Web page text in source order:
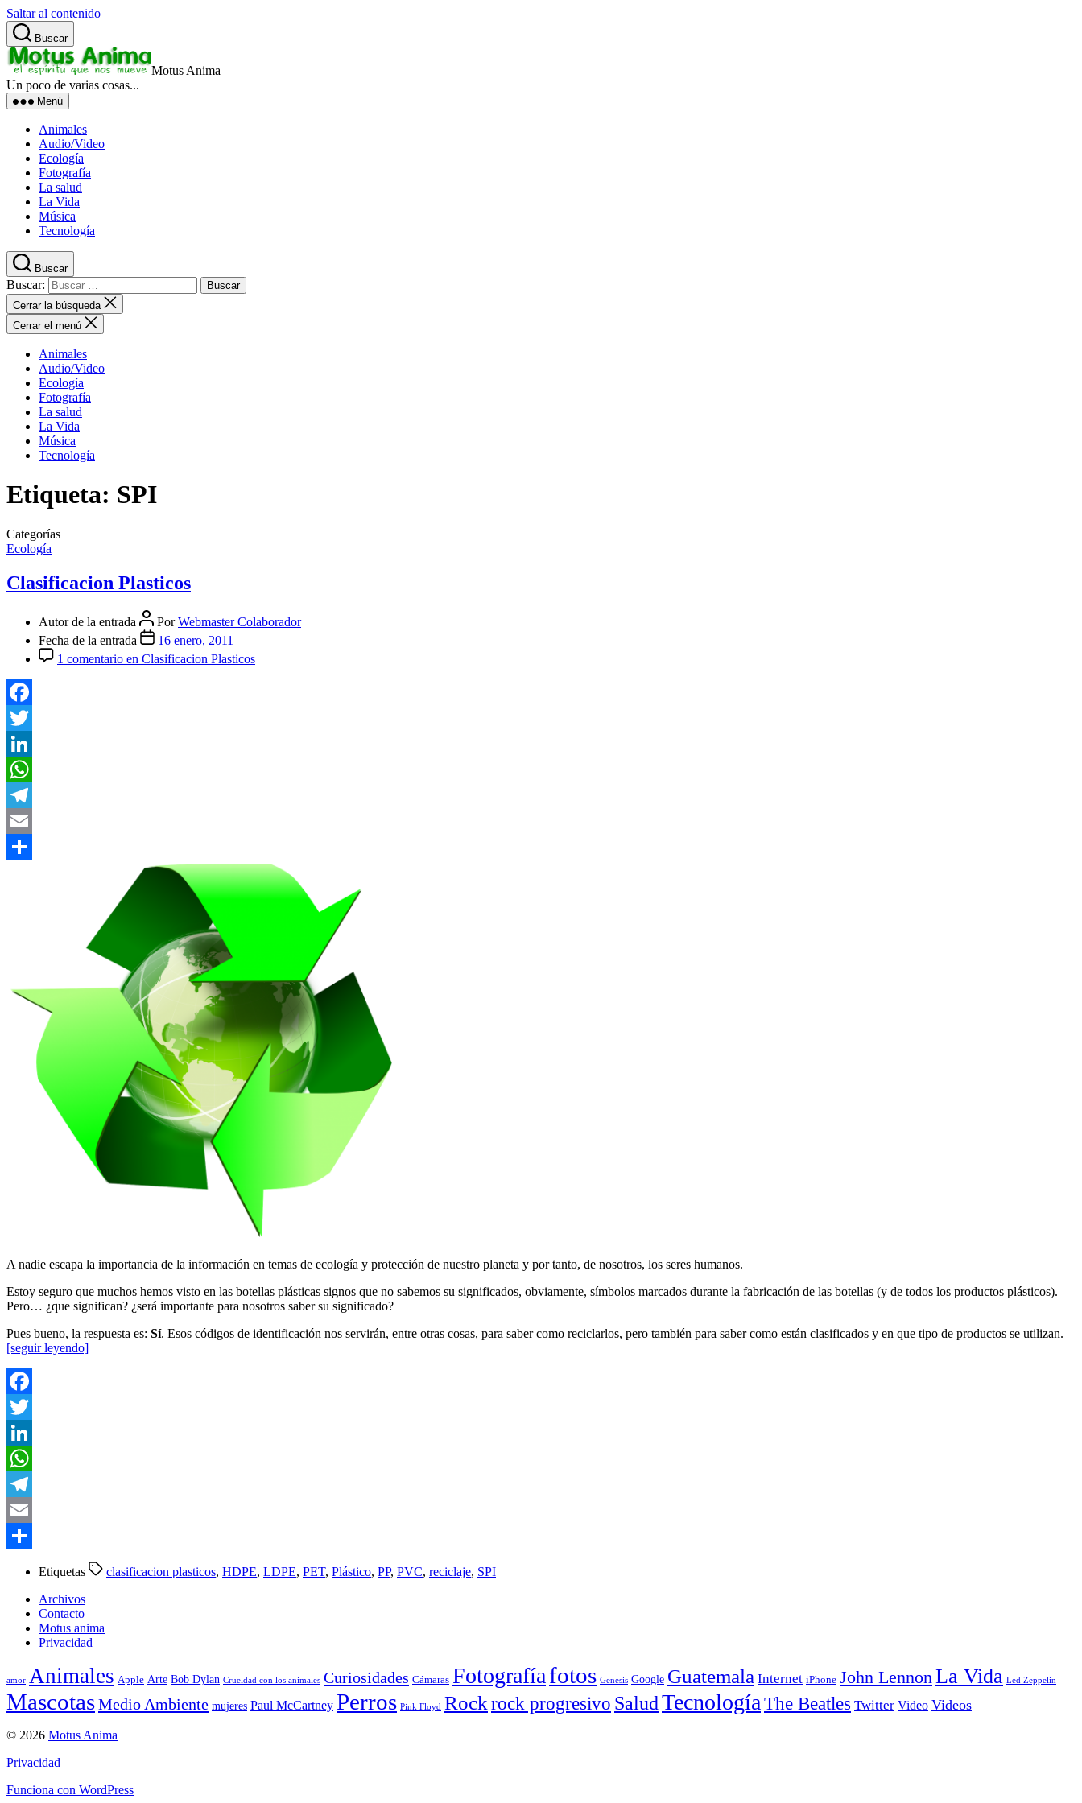
Saltar al contenido
Buscar
Motus Anima
Un poco de varias cosas...
Menú
Animales
Audio/Video
Ecología
Fotografía
La salud
La Vida
Música
Tecnología
Buscar
Buscar:
Cerrar la búsqueda
Cerrar el menú
Animales
Audio/Video
Ecología
Fotografía
La salud
La Vida
Música
Tecnología
Etiqueta: SPI
Categorías
Ecología
Clasificacion Plasticos
Autor de la entrada PorWebmaster Colaborador
Fecha de la entrada
16 enero, 2011
1 comentario en Clasificacion Plasticos
Facebook
Twitter
LinkedIn
WhatsApp
Telegram
Email
A nadie escapa la importancia de la información en temas de ecología y protección de nuestro planeta y por tanto, de nosotros, los seres humanos.
Estoy seguro que muchos hemos visto en las botellas plásticas signos que no sabemos su significados, obviamente, símbolos marcados durante la fabricación de las botellas (y de todos los productos plásticos).
Pero… ¿que significan? ¿será importante para nosotros saber su significado?
Pues bueno, la respuesta es: Sí. Esos códigos de identificación nos servirán, entre otras cosas, para saber como reciclarlos, pero también para saber como están clasificados y en que tipo de productos se utilizan.
[seguir leyendo]
Facebook
Twitter
LinkedIn
WhatsApp
Telegram
Email
Etiquetas clasificacion plasticos, HDPE, LDPE, PET, Plástico, PP, PVC, reciclaje, SPI
Archivos
Contacto
Motus anima
Privacidad
amor Animales Apple Arte Bob Dylan Crueldad con los animales Curiosidades Cámaras Fotografíafotos Genesis Google Guatemala Internet iPhone John Lennon La Vida Led Zeppelin
MascotasMedio Ambiente mujeres Paul McCartney Perros Pink Floyd Rock rock progresivo SaludTecnología The Beatles Twitter Video Videos
© 2026 Motus Anima
Privacidad
Funciona con WordPress